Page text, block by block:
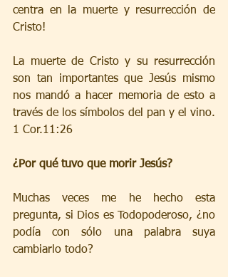
centra en la muerte y resurrección de
Cristo!
La muerte de Cristo y su resurrección
son tan importantes que Jesús mismo
nos mandó a hacer memoria de esto a
través de los símbolos del pan y el vino.
1 Cor.11:26
¿Por qué tuvo que morir Jesús?
Muchas veces me he hecho esta
pregunta, si Dios es Todopoderoso, ¿no
podía con sólo una palabra suya
cambiarlo todo?